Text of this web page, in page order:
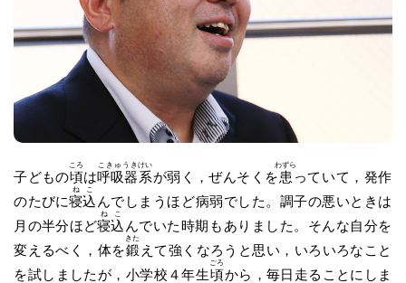
子どもの頃
ころ
は呼吸器
こきゅうき
系
けい
が弱く，ぜんそくを患
わずら
っていて，発作
のたびに寝込
ねこ
んでしまうほど病弱でした。調子の悪いときは
月の半分ほど寝込
ねこ
んでいた時期もありました。そんな自分を
変えるべく，体を鍛
きた
えて強くなろうと思い，いろいろなこと
を試しましたが，小学校４年生頃
ごろ
から，毎日走ることにしま